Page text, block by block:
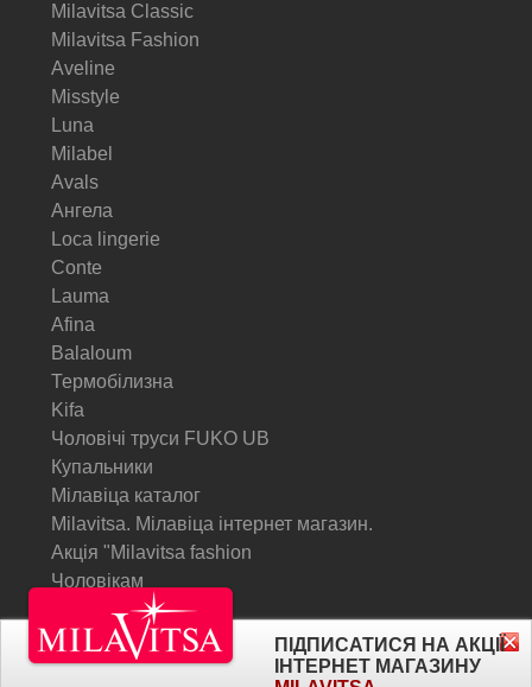
Milavitsa Classic
Milavitsa Fashion
Aveline
Misstyle
Luna
Milabel
Avals
Ангела
Loca lingerie
Conte
Lauma
Afina
Balaloum
Термобілизна
Kifa
Чоловічі труси FUKO UB
Купальники
Мілавіца каталог
Milavitsa. Мілавіца інтернет магазин.
Акція "Milavitsa fashion
Чоловікам
ПІДПИСАТИСЯ НА АКЦІЇ
ІНТЕРНЕТ МАГАЗИНУ
© Milavitsa.